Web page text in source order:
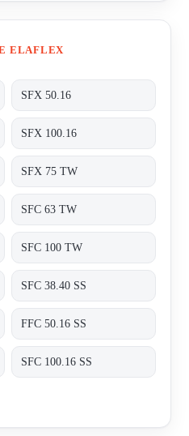
ELAFLEX
SFX 50.16
SFX 100.16
SFX 75 TW
SFC 63 TW
SFC 100 TW
SFC 38.40 SS
FFC 50.16 SS
SFC 100.16 SS